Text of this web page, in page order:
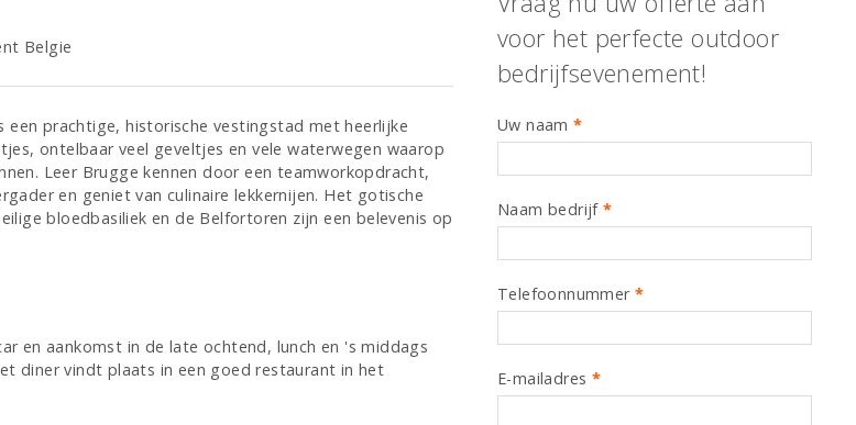
Belgie
een prachtige, historische vestingstad met heerlijke
ontelbaar veel geveltjes en vele waterwegen waarop
Leer Brugge kennen door een teamworkopdracht,
en geniet van culinaire lekkernijen. Het gotische
bloedbasiliek en de Belfortoren zijn een belevenis op
en aankomst in de late ochtend, lunch en 's middags
diner vindt plaats in een goed restaurant in het
voor het perfecte outdoor
bedrijfsevenement!
Uw naam*
Naam bedrijf*
Telefoonnummer *
E-mailadres *